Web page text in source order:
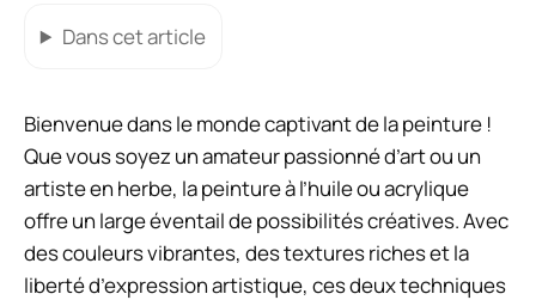
Dans cet article
Bienvenue dans le monde captivant de la peinture !
Que vous soyez un amateur passionné d’art ou un
artiste en herbe, la peinture à l’huile ou acrylique
offre un large éventail de possibilités créatives. Avec
des couleurs vibrantes, des textures riches et la
liberté d’expression artistique, ces deux techniques